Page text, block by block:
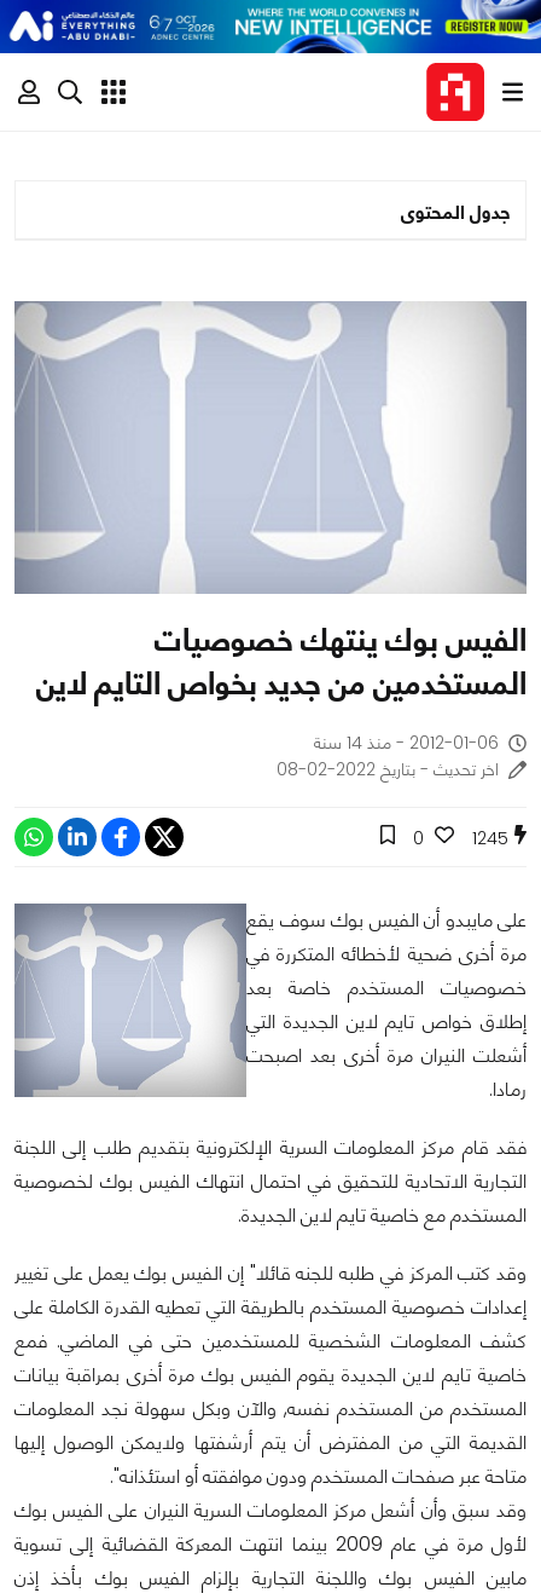
جدول المحتوى
الفيس بوك ينتهك خصوصيات
المستخدمين من جديد بخواص التايم لاين
2012-01-06 - منذ 14 سنة
اخر تحديث - بتاريخ 2022-02-08
1245
0
على مايبدو أن الفيس بوك سوف يقع
مرة أخرى ضحية لأخطائه المتكررة في
خصوصيات المستخدم خاصة بعد
إطلاق خواص تايم لاين الجديدة التي
أشعلت النيران مرة أخرى بعد اصبحت
رمادا.
فقد قام مركز المعلومات السرية الإلكترونية بتقديم طلب إلى اللجنة
التجارية الاتحادية للتحقيق في احتمال انتهاك الفيس بوك لخصوصية
المستخدم مع خاصية تايم لاين الجديدة.
وقد كتب المركز في طلبه للجنه قائلا" إن الفيس بوك يعمل على تغيير
إعدادات خصوصية المستخدم بالطريقة التي تعطيه القدرة الكاملة على
كشف المعلومات الشخصية للمستخدمين حتى في الماضي. فمع
خاصية تايم لاين الجديدة يقوم الفيس بوك مرة أخرى بمراقبة بيانات
المستخدم من المستخدم نفسه, والآن وبكل سهولة نجد المعلومات
القديمة التي من المفترض أن يتم أرشفتها ولايمكن الوصول إليها
متاحة عبر صفحات المستخدم ودون موافقته أو استئذانه".
وقد سبق وأن أشعل مركز المعلومات السرية النيران على الفيس بوك
لأول مرة في عام 2009 بينما انتهت المعركة القضائية إلى تسوية
مابين الفيس بوك واللجنة التجارية بإلزام الفيس بوك بأخذ إذن